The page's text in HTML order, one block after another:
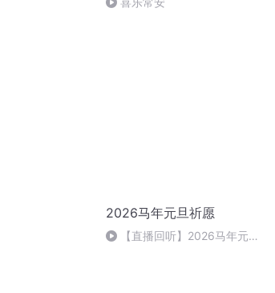
2026马年元旦祈愿
【直播回听】2026马年元旦